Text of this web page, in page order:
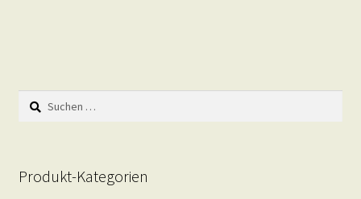
Suchen
nach:
Produkt-Kategorien